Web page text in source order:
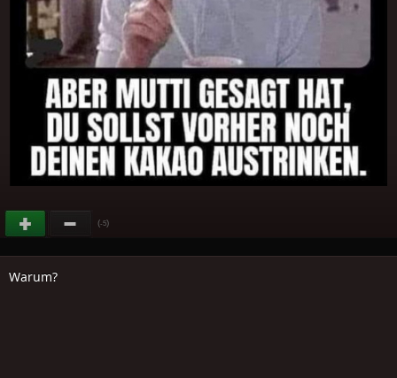
(-5)
Warum?